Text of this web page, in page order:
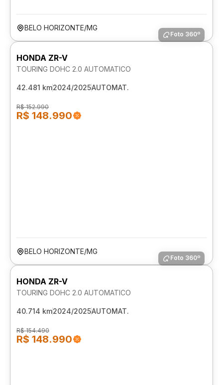
BELO HORIZONTE/MG
Foto 360º
HONDA ZR-V
TOURING DOHC 2.0 AUTOMATICO
42.481 km2024/2025AUTOMAT.
R$ 152.990
R$ 148.990
BELO HORIZONTE/MG
Foto 360º
HONDA ZR-V
TOURING DOHC 2.0 AUTOMATICO
40.714 km2024/2025AUTOMAT.
R$ 154.490
R$ 148.990